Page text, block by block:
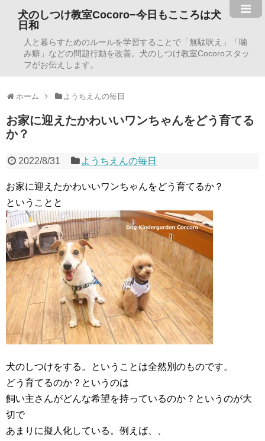
犬のしつけ教室Cocoro−今日もこころは犬
日和
人と暮らすためのルールを学習することで「無駄吠え」「噛
み癖」などの問題行動を改善。犬のしつけ教室Cocoroスタッ
フがお伝えします。
ホーム ようちえんの毎日
お家に迎えたかわいいワンちゃんをどう育てる
か？
2022/8/31 ようちえんの毎日
お家に迎えたかわいいワンちゃんをどう育てるか？
ということと
犬のしつけをする。ということは全然別のものです。
どう育てるのか？というのは
飼い主さんがどんな希望を持っているのか？というのが大
切で
あまりに擬人化している。例えば、、